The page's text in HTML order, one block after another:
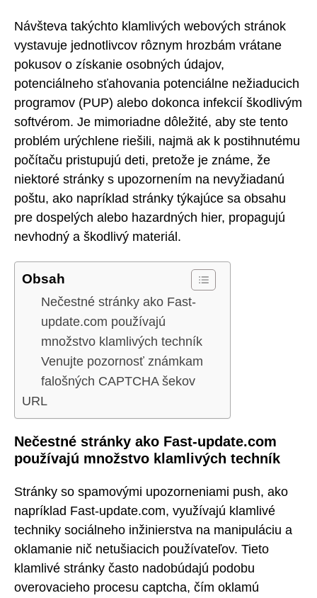
Návšteva takýchto klamlivých webových stránok
vystavuje jednotlivcov rôznym hrozbám vrátane
pokusov o získanie osobných údajov,
potenciálneho sťahovania potenciálne nežiaducich
programov (PUP) alebo dokonca infekcií škodlivým
softvérom. Je mimoriadne dôležité, aby ste tento
problém urýchlene riešili, najmä ak k postihnutému
počítaču pristupujú deti, pretože je známe, že
niektoré stránky s upozornením na nevyžiadanú
poštu, ako napríklad stránky týkajúce sa obsahu
pre dospelých alebo hazardných hier, propagujú
nevhodný a škodlivý materiál.
Obsah
Nečestné stránky ako Fast-
update.com používajú
množstvo klamlivých techník
Venujte pozornosť známkam
falošných CAPTCHA šekov
URL
Nečestné stránky ako Fast-update.com
používajú množstvo klamlivých techník
Stránky so spamovými upozorneniami push, ako
napríklad Fast-update.com, využívajú klamlivé
techniky sociálneho inžinierstva na manipuláciu a
oklamanie nič netušiacich používateľov. Tieto
klamlivé stránky často nadobúdajú podobu
overovacieho procesu captcha, čím oklamú